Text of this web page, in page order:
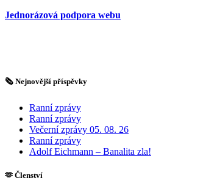
Jednorázová podpora webu
🗞️ Nejnovější příspěvky
Ranní zprávy
Ranní zprávy
Večerní zprávy 05. 08. 26
Ranní zprávy
Adolf Eichmann – Banalita zla!
🫶 Členství